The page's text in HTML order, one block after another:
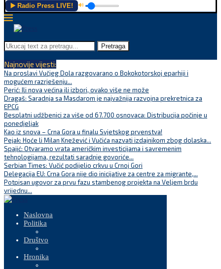
▶️ Radio Press LIVE! 🔊
Pretraga
Najnovije vijesti:
Na proslavi Vučjeg Dola razgovarano o Bokokotorskoj eparhiji i
mogućem razrješenju...
Perić: Ili nova većina ili izbori, ovako više ne može
Dragaš: Saradnja sa Masdarom je najvažnija razvojna prekretnica za
EPCG
Besplatni udžbenici za više od 67.700 osnovaca: Distribucija počinje u
ponedjeljak
Kao iz snova – Crna Gora u finalu Svjetskog prvenstva!
Pejak: Hoće li Milan Knežević i Vučića nazvati izdajnikom zbog dolaska...
Spajić: Otvaramo vrata američkim investicijama i savremenim
tehnologijama, rezultati saradnje govoriće...
Serbian Times: Vučić podijelio crkvu u Crnoj Gori
Delegacija EU: Crna Gora nije dio inicijative za centre za migrante,...
Potpisan ugovor za prvu fazu stambenog projekta na Veljem brdu
vrijednu...
Naslovna
Politika
Društvo
Hronika